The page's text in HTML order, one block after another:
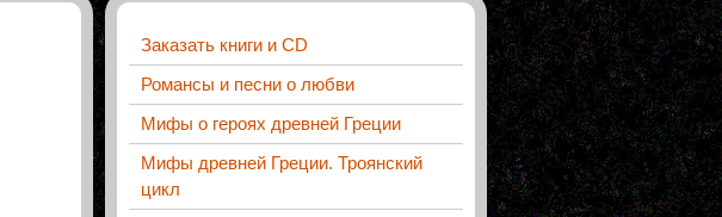
Заказать книги и CD
Романсы и песни о любви
Мифы о героях древней Греции
Мифы древней Греции. Троянский
цикл